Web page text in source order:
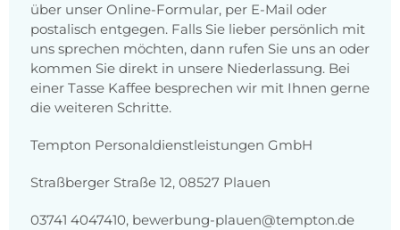
über unser Online-Formular, per E-Mail oder
postalisch entgegen. Falls Sie lieber persönlich mit
uns sprechen möchten, dann rufen Sie uns an oder
kommen Sie direkt in unsere Niederlassung. Bei
einer Tasse Kaffee besprechen wir mit Ihnen gerne
die weiteren Schritte.
Tempton Personaldienstleistungen GmbH
Straßberger Straße 12, 08527 Plauen
03741 4047410, bewerbung-plauen@tempton.de